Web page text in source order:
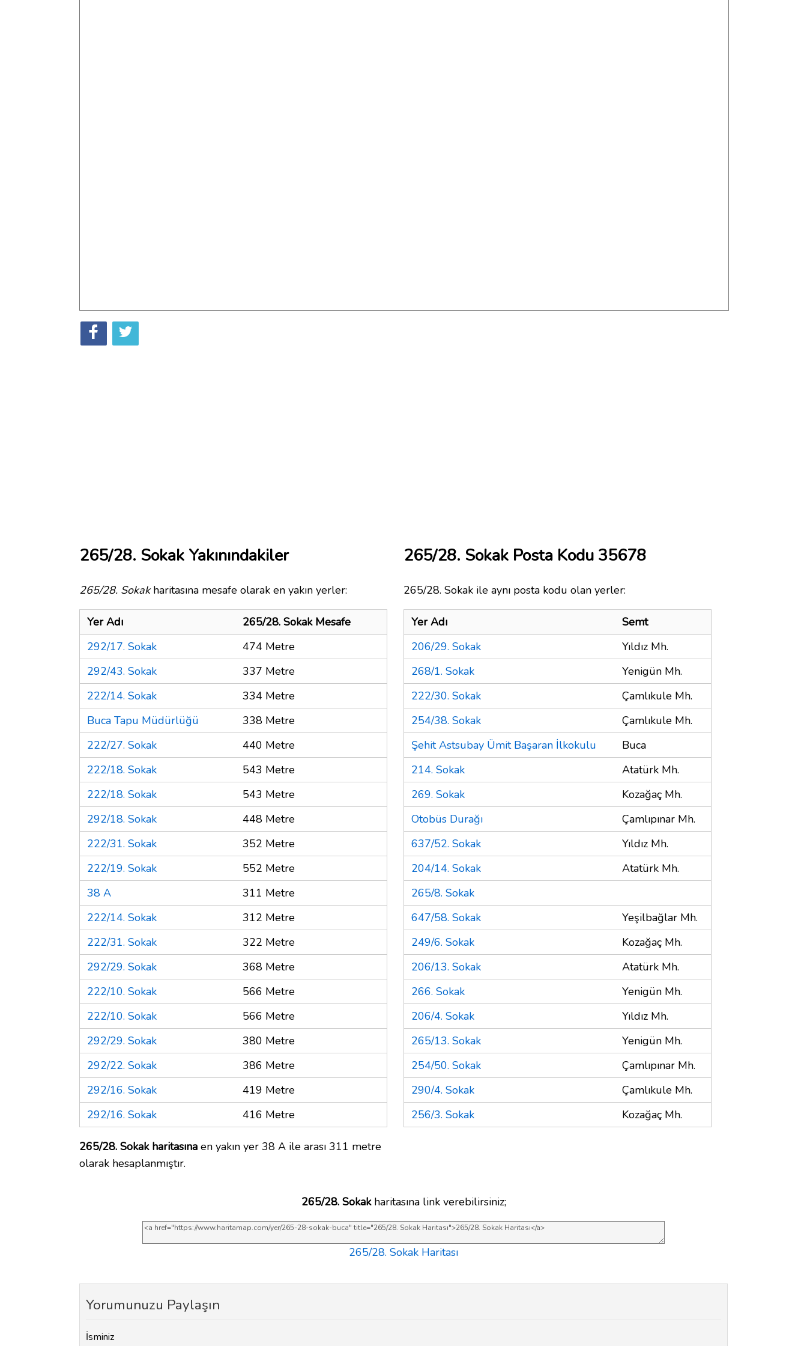
265/28. Sokak Yakınındakiler
265/28. Sokakharitasına mesafe olarak en yakın yerler:
Yer Adı
265/28. Sokak Mesafe
292/17. Sokak
474 Metre
292/43. Sokak
337 Metre
222/14. Sokak
334 Metre
Buca Tapu Müdürlüğü
338 Metre
222/27. Sokak
440 Metre
222/18. Sokak
543 Metre
222/18. Sokak
543 Metre
292/18. Sokak
448 Metre
222/31. Sokak
352 Metre
222/19. Sokak
552 Metre
38 A
311 Metre
222/14. Sokak
312 Metre
222/31. Sokak
322 Metre
292/29. Sokak
368 Metre
222/10. Sokak
566 Metre
222/10. Sokak
566 Metre
292/29. Sokak
380 Metre
292/22. Sokak
386 Metre
292/16. Sokak
419 Metre
292/16. Sokak
416 Metre
265/28. Sokak haritasına en yakın yer 38 A ile arası 311 metre
olarak hesaplanmıştır.
265/28. Sokak Posta Kodu 35678
265/28. Sokak ile aynı posta kodu olan yerler:
Yer Adı
Semt
206/29. Sokak
Yıldız Mh.
268/1. Sokak
Yenigün Mh.
222/30. Sokak
Çamlıkule Mh.
254/38. Sokak
Çamlıkule Mh.
Şehit Astsubay Ümit Başaran İlkokulu
Buca
214. Sokak
Atatürk Mh.
269. Sokak
Kozağaç Mh.
Otobüs Durağı
Çamlıpınar Mh.
637/52. Sokak
Yıldız Mh.
204/14. Sokak
Atatürk Mh.
265/8. Sokak
647/58. Sokak
Yeşilbağlar Mh.
249/6. Sokak
Kozağaç Mh.
206/13. Sokak
Atatürk Mh.
266. Sokak
Yenigün Mh.
206/4. Sokak
Yıldız Mh.
265/13. Sokak
Yenigün Mh.
254/50. Sokak
Çamlıpınar Mh.
290/4. Sokak
Çamlıkule Mh.
256/3. Sokak
Kozağaç Mh.
265/28. Sokakharitasına link verebilirsiniz;
265/28. Sokak Haritası
Yorumunuzu Paylaşın
İsminiz